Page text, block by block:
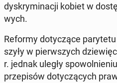
dys­kry­mi­na­cji kobiet w
wych.
Reformy do­ty­czą­ce
szy­ły w pierw­szych
r. jednak uległy
prze­pi­sów do­ty­czą­cych